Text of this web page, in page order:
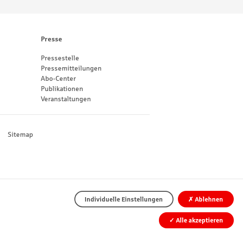
Presse
Pressestelle
Pressemitteilungen
Abo-Center
Publikationen
Veranstaltungen
Sitemap
✓ Alle akzeptieren
Individuelle Einstellungen ✗ Ablehnen